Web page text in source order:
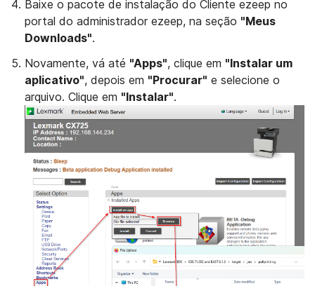
Baixe o pacote de instalação do Cliente ezeep no
portal do administrador ezeep, na seção "Meus
Downloads".
Novamente, vá até "Apps", clique em "Instalar um
aplicativo", depois em "Procurar" e selecione o
arquivo. Clique em "Instalar".